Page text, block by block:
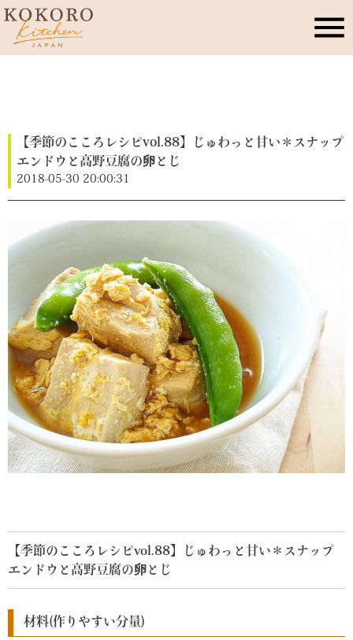
店舗情報
季節のこころレシピ
公式ブログ
お問合せ
【季節のこころレシピvol.88】じゅわっと甘い＊スナップ
エンドウと高野豆腐の卵とじ
2018-05-30 20:00:31
【季節のこころレシピvol.88】じゅわっと甘い＊スナップ
エンドウと高野豆腐の卵とじ
材料(作りやすい分量)